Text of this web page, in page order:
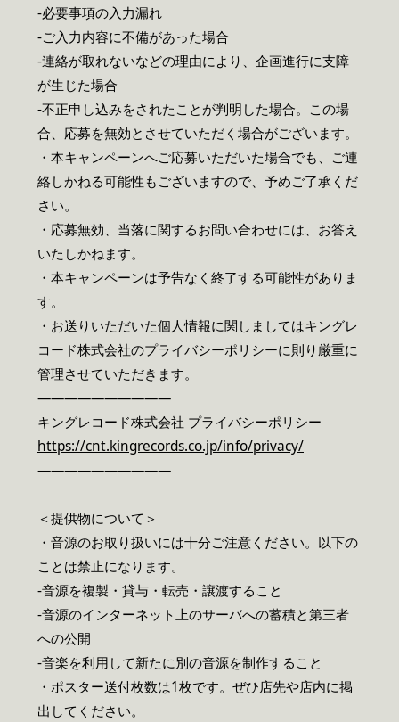
‐必要事項の入力漏れ
‐ご入力内容に不備があった場合
‐連絡が取れないなどの理由により、企画進行に支障
が生じた場合
‐不正申し込みをされたことが判明した場合。この場
合、応募を無効とさせていただく場合がございます。
・本キャンペーンへご応募いただいた場合でも、ご連
絡しかねる可能性もございますので、予めご了承くだ
さい。
・応募無効、当落に関するお問い合わせには、お答え
いたしかねます。
・本キャンペーンは予告なく終了する可能性がありま
す。
・お送りいただいた個人情報に関しましてはキングレ
コード株式会社のプライバシーポリシーに則り厳重に
管理させていただきます。
——————————
キングレコード株式会社 プライバシーポリシー
https://cnt.kingrecords.co.jp/info/privacy/
——————————
＜提供物について＞
・音源のお取り扱いには十分ご注意ください。以下の
ことは禁止になります。
-音源を複製・貸与・転売・譲渡すること
-音源のインターネット上のサーバへの蓄積と第三者
への公開
-音楽を利用して新たに別の音源を制作すること
・ポスター送付枚数は1枚です。ぜひ店先や店内に掲
出してください。